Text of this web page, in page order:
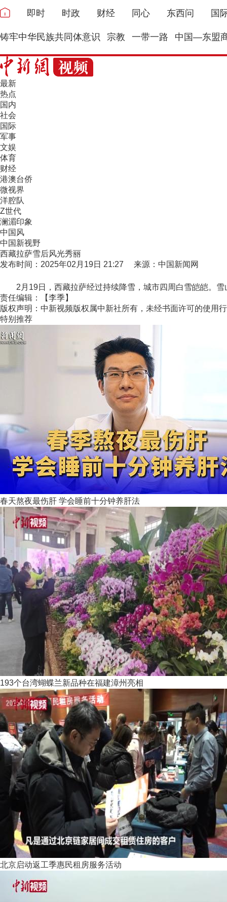
即时 时政 财经 同心 东西问 国
铸牢中华民族共同体意识 宗教 一带一路 中国—东盟
最新
热点
国内
社会
国际
军事
文娱
体育
财经
港澳台侨
微视界
洋腔队
Z世代
澜湄印象
中国风
中国新视野
西藏拉萨雪后风光秀丽
发布时间：2025年02月19日 21:27 来源：中国新闻网
2月19日，西藏拉萨经过持续降雪，城市四周白雪皑皑。雪
责任编辑：【李季】
版权声明：中新视频版权属中新社所有，未经书面许可的使用
特别推荐
春天熬夜最伤肝 学会睡前十分钟养肝法
193个台湾蝴蝶兰新品种在福建漳州亮相
北京启动返工季惠民租房服务活动